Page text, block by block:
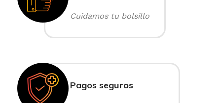
Cuidamos tu bolsillo
Pagos seguros